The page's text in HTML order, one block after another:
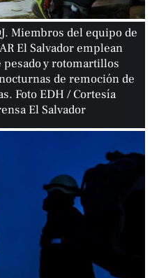
Miembros del equipo de
El Salvador emplean
y rotomartillos
de remoción de
Foto EDH / Cortesía
El Salvador